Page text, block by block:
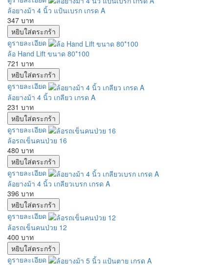
ล้อยางม้า 4 นิ้ว แป้นเบรก เกรด A
347 บาท
ดูรายละเอียด
ล้อ Hand Lift ขนาด 80*100
721 บาท
ดูรายละเอียด
ล้อยางม้า 4 นิ้ว เกลียว เกรด A
231 บาท
ดูรายละเอียด
ล้อรถเข็นคนป่วย 16
480 บาท
ดูรายละเอียด
ล้อยางม้า 4 นิ้ว เกลียวเบรก เกรด A
396 บาท
ดูรายละเอียด
ล้อรถเข็นคนป่วย 12
400 บาท
ดูรายละเอียด